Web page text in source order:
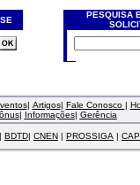
PESQUISA
| Artigos| Fale Conosco |
| Informações| Gerência
| BDTD| CNEN | PROSSIGA |